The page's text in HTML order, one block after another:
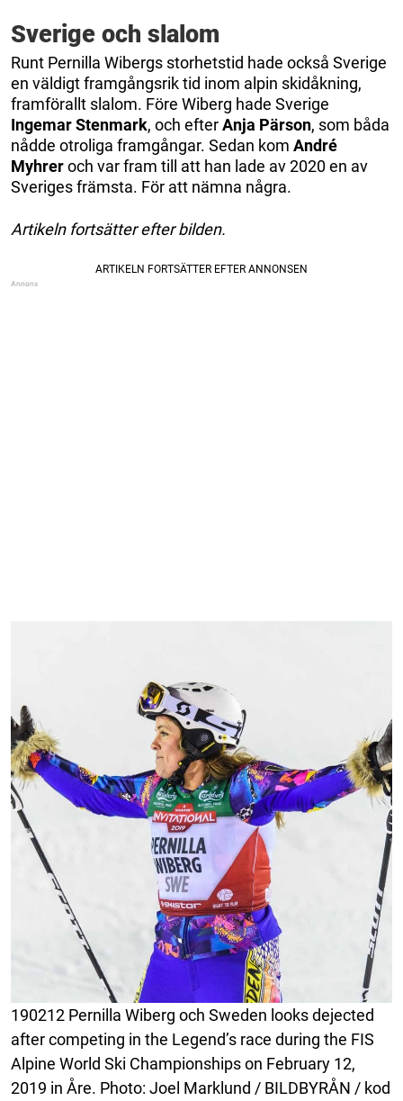
Sverige och slalom
Runt Pernilla Wibergs storhetstid hade också Sverige
en väldigt framgångsrik tid inom alpin skidåkning,
framförallt slalom. Före Wiberg hade Sverige
IngemarStenmark, och efterAnja Pärson, som båda
nådde otroliga framgångar. Sedan kom André
Myhreroch var fram till att han lade av 2020 en av
Sveriges främsta. För att nämna några.
Artikeln fortsätter efter bilden.
190212 Pernilla Wiberg och Sweden looks dejected
after competing in the Legend’s race during the FIS
Alpine World Ski Championships on February 12,
2019 in Åre. Photo: Joel Marklund / BILDBYRÅN / kod